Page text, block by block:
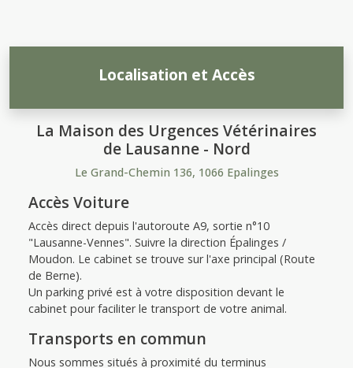
Localisation et Accès
La Maison des Urgences Vétérinaires
de Lausanne - Nord
Le Grand-Chemin 136, 1066 Epalinges
Accès Voiture
Accès direct depuis l'autoroute A9, sortie n°10
"Lausanne-Vennes". Suivre la direction Épalinges /
Moudon. Le cabinet se trouve sur l'axe principal (Route
de Berne).
Un parking privé est à votre disposition devant le
cabinet pour faciliter le transport de votre animal.
Transports en commun
Nous sommes situés à proximité du terminus